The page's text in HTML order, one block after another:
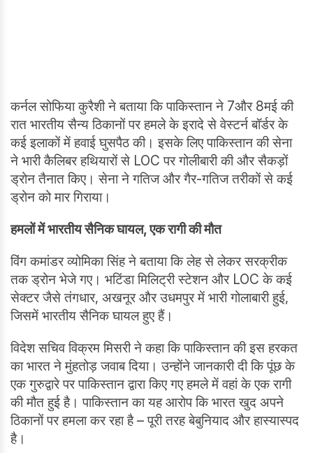
कर्नल सोफिया कुरैशी ने बताया कि पाकिस्तान ने 7और 8मई की
रात भारतीय सैन्य ठिकानों पर हमले के इरादे से वेस्टर्न बॉर्डर के
कई इलाकों में हवाई घुसपैठ की। इसके लिए पाकिस्तान की सेना
ने भारी कैलिबर हथियारों से LOC पर गोलीबारी की और सैकड़ों
ड्रोन तैनात किए। सेना ने गतिज और गैर-गतिज तरीकों से कई
ड्रोन को मार गिराया।
हमलों में भारतीय सैनिक घायल,एक रागी की मौत
विंग कमांडर व्योमिका सिंह ने बताया कि लेह से लेकर सरक्रीक
तक ड्रोन भेजे गए। भटिंडा मिलिट्री स्टेशन और LOC के कई
सेक्टर जैसे तंगधार, अखनूर और उधमपुर में भारी गोलाबारी हुई,
जिसमें भारतीय सैनिक घायल हुए हैं।
विदेश सचिव विक्रम मिसरी ने कहा कि पाकिस्तान की इस हरकत
का भारत ने मुंहतोड़ जवाब दिया। उन्होंने जानकारी दी कि पूंछ के
एक गुरुद्वारे पर पाकिस्तान द्वारा किए गए हमले में वहां के एक रागी
की मौत हुई है। पाकिस्तान का यह आरोप कि भारत खुद अपने
ठिकानों पर हमला कर रहा है – पूरी तरह बेबुनियाद और हास्यास्पद
है।